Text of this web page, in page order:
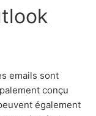
emails sont
conçu
également